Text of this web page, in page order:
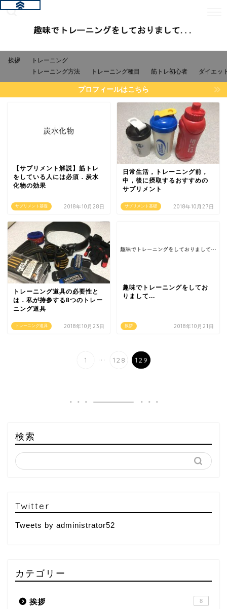
挨拶
トレーニング
トレーニング方法
トレーニング種目 筋トレ初心者 ダイエッ
プロフィールはこちら
サプリメント基礎
【サプリメント解説】筋トレ
をしている人には必須．炭水
化物の効果
2018年10月28日 サプリメント基礎
日常生活，トレーニング前，
中，後に摂取するおすすめの
サプリメント
2018年10月27日
トレーニング道具
トレーニング道具の必要性と
は．私が持参する8つのトレー
ニング道具
2018年10月23日 挨拶
趣味でトレーニングをしてお
りまして...
2018年10月21日
1 ... 128 129
検索
Twitter
Tweets by administrator52
カテゴリー
挨拶 8